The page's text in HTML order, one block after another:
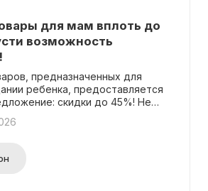
для мам вплоть до
возможность
предназначенных для
ребенка, предоставляется
скидки до 45%! Не
сможешь воспользоваться
вводить промокод.